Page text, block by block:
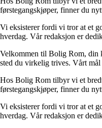
førstegangskjøper, finner du
Vi eksisterer fordi vi tror at et
hverdag. Vår redaksjon er
Velkommen til Bolig Rom, din
sted du virkelig trives. Vårt mål
Hos Bolig Rom tilbyr vi et
førstegangskjøper, finner du
Vi eksisterer fordi vi tror at et
hverdag. Vår redaksjon er